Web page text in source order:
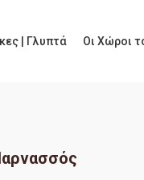
| Γλυπτά Οι Χώροι